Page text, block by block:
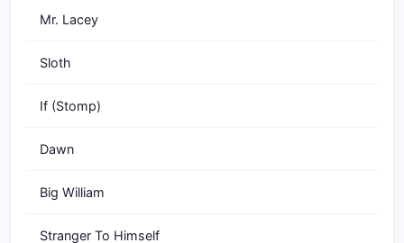
Mr. Lacey
Sloth
If (Stomp)
Dawn
Big William
Stranger To Himself